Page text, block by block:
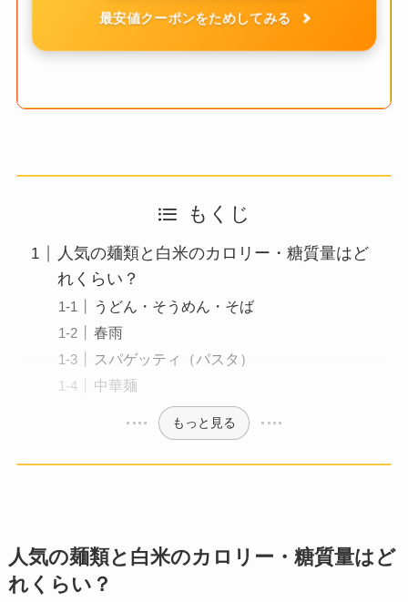
最安値クーポンをためしてみる
もくじ
人気の麺類と白米のカロリー・糖質量はど
れくらい？
うどん・そうめん・そば
春雨
スパゲッティ（パスタ）
中華麺
もっと見る
人気の麺類と白米のカロリー・糖質量はど
れくらい？